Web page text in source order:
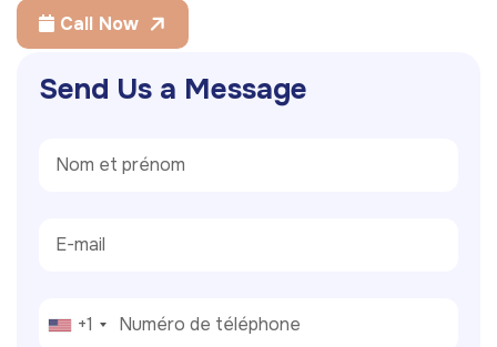
Call Now
Send Us a Message
+1